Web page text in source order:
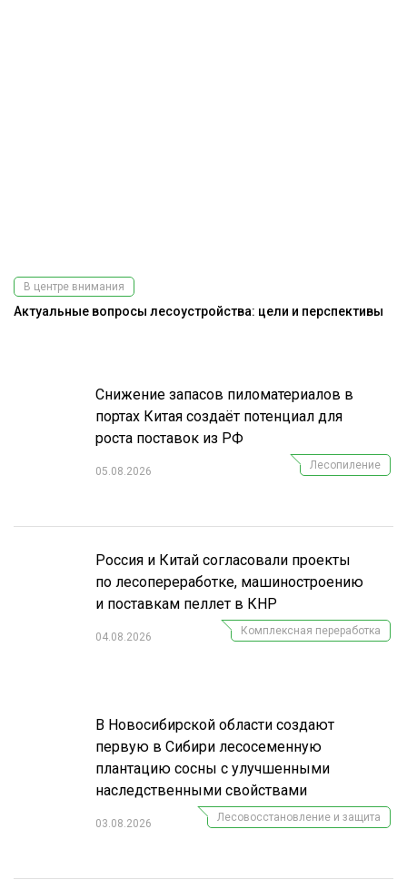
Снижение запасов пиломатериалов в
портах Китая создаёт потенциал для
роста поставок из РФ
05.08.2026
Лесопиление
Россия и Китай согласовали проекты
по лесопереработке, машиностроению
и поставкам пеллет в КНР
04.08.2026
Комплексная переработка
В Новосибирской области создают
первую в Сибири лесосеменную
плантацию сосны с улучшенными
наследственными свойствами
03.08.2026
Лесовосстановление и защита
В центре внимания
Актуальные вопросы лесоустройства: цели и перспективы